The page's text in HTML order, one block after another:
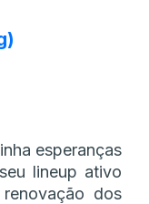
esperanças
lineup ativo
dos